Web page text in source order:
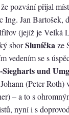
pozvání přijal
Ing. Jan Bartošek,
(jejíž je Velká
sborSluníčka ze
vedením se s
und
(Peter Roth)
– a to s
nyní i s